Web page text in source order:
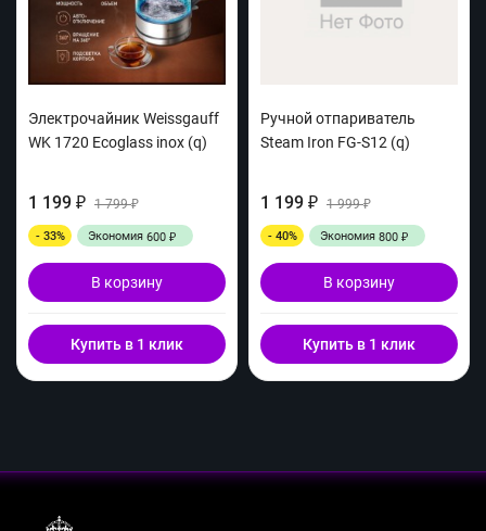
Электрочайник Weissgauff
WK 1720 Ecoglass inox (q)
1 199 ₽ 1 799₽
- 33% Экономия 600 ₽
В корзину
Купить в 1 клик
Ручной отпариватель
Steam Iron FG-S12 (q)
1 199 ₽ 1 999₽
- 40% Экономия 800 ₽
В корзину
Купить в 1 клик